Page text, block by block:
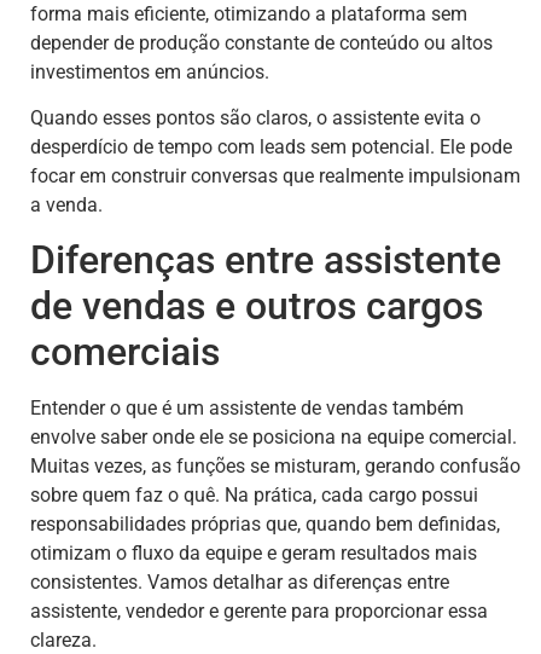
forma mais eficiente, otimizando a plataforma sem
depender de produção constante de conteúdo ou altos
investimentos em anúncios.
Quando esses pontos são claros, o assistente evita o
desperdício de tempo com leads sem potencial. Ele pode
focar em construir conversas que realmente impulsionam
a venda.
Diferenças entre assistente
de vendas e outros cargos
comerciais
Entender o que é um assistente de vendas também
envolve saber onde ele se posiciona na equipe comercial.
Muitas vezes, as funções se misturam, gerando confusão
sobre quem faz o quê. Na prática, cada cargo possui
responsabilidades próprias que, quando bem definidas,
otimizam o fluxo da equipe e geram resultados mais
consistentes. Vamos detalhar as diferenças entre
assistente, vendedor e gerente para proporcionar essa
clareza.